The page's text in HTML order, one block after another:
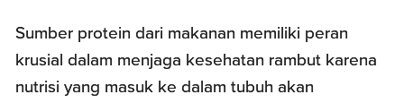
Sumber protein dari makanan memiliki peran
krusial dalam menjaga kesehatan rambut karena
nutrisi yang masuk ke dalam tubuh akan